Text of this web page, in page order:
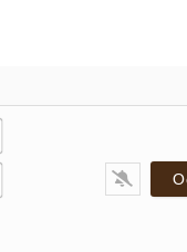
Имя*
Email*